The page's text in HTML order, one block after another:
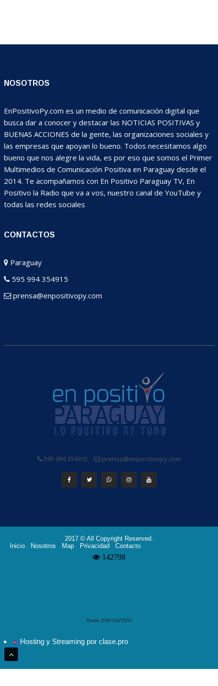
NOSOTROS
EnPositivoPy.com es un medio de comunicación digital que
busca dar a conocer y destacar las NOTICIAS POSITIVAS y
BUENAS ACCIONES de la gente, las organizaciones sociales y
las empresas que apoyan lo bueno. Todos necesitamos algo
bueno que nos alegre la vida, es por eso que somos el Primer
Multimedios de Comunicación Positiva en Paraguay desde el
2014. Te acompañamos con En Positivo Paraguay TV, En
Positivo la Radio que va a vos, nuestro canal de YouTube y
todas las redes sociales
CONTACTOS
Paraguay
595 994 354915
prensa@enpositivopy.com
595 994 354915 prensa@enpositivopy.com
2017 © All Copyright Reserved.
Inicio
Nosotros Map Privacidad Contacto
Radio ENPOSITIVO
Hosting y Streaming por clase.pro